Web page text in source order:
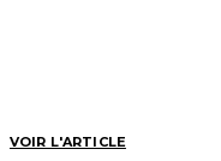
VOIR L'ARTICLE